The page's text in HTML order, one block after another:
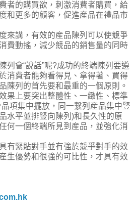
者的購買欲，刺激消費者購買，給
和更多的顧客，促進産品在禮品市
講，有效的産品陳列可以使競爭
費動搖，減少競品的銷售量的同時
會“說話”呢?成功的終端陳列要遵
消費者能夠看得見、拿得著、買得
陳列的首先要和最重的一個原則。
上要突出整體性、一緻性、標準
項集中擺放，同一繫列産品集中豎
水平並排豎向陳列)和長久性的原
何一個終端所見到産品，並強化消
緊貼對手並有強於競爭對手的效
生優勢和很強的可比性，才具有效